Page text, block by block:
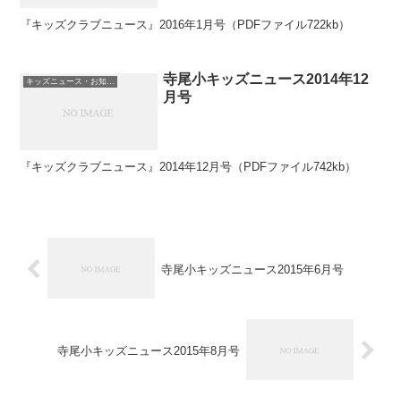
『キッズクラブニュース』2016年1月号（PDFファイル722kb）
キッズニュース・お知らせ
寺尾小キッズニュース2014年12
月号
『キッズクラブニュース』2014年12月号（PDFファイル742kb）
寺尾小キッズニュース2015年6月号
寺尾小キッズニュース2015年8月号